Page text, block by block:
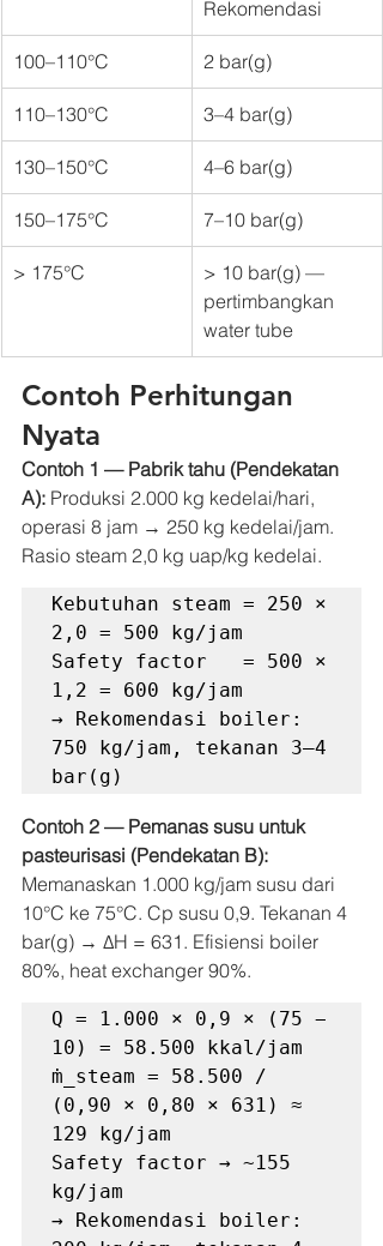
Rekomendasi
100–110°C 2 bar(g)
110–130°C 3–4 bar(g)
130–150°C 4–6 bar(g)
150–175°C 7–10 bar(g)
> 175°C
> 10 bar(g) —
pertimbangkan
water tube
Contoh Perhitungan
Nyata
Contoh 1 — Pabrik tahu (Pendekatan
A): Produksi 2.000 kg kedelai/hari,
operasi 8 jam → 250 kg kedelai/jam.
Rasio steam 2,0 kg uap/kg kedelai.
Kebutuhan steam = 250 ×
2,0 = 500 kg/jam
Safety factor   = 500 ×
1,2 = 600 kg/jam
→ Rekomendasi boiler:
750 kg/jam, tekanan 3–4
bar(g)
Contoh 2 — Pemanas susu untuk
pasteurisasi (Pendekatan B):
Memanaskan 1.000 kg/jam susu dari
10°C ke 75°C. Cp susu 0,9. Tekanan 4
bar(g) → ΔH = 631. Efisiensi boiler
80%, heat exchanger 90%.
Q = 1.000 × 0,9 × (75 −
10) = 58.500 kkal/jam
ṁ_steam = 58.500 /
(0,90 × 0,80 × 631) ≈
129 kg/jam
Safety factor → ~155
kg/jam
→ Rekomendasi boiler: